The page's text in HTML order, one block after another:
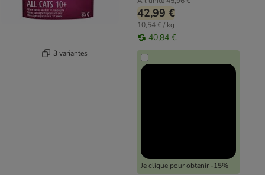
3 variantes
42,99 €
10,54 € / kg
40,84 €
Je clique pour obtenir -15%